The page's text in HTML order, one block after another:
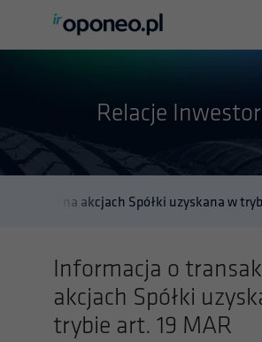
O firmie
Relacje Inwestorskie
Biuro prasowe
Polska wersja
Relacje
na akcjach Spółki uzyskana w
Informacja o
akcjach Spółki
trybie art. 19 MAR